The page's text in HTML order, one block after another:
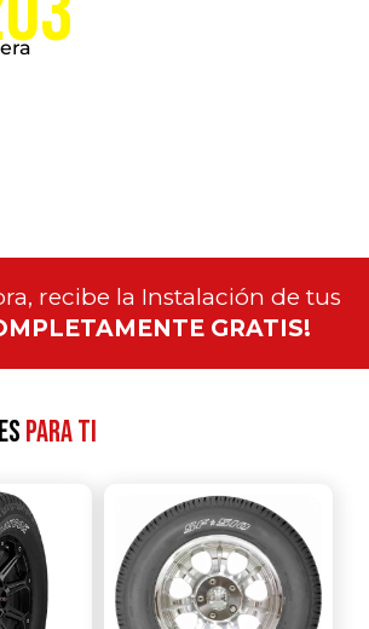
recibe la Instalación de tus
GRATIS!
para ti